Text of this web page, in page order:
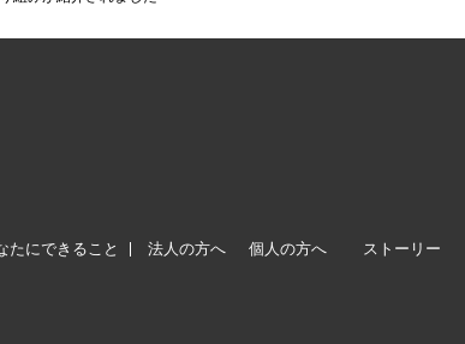
たにできること 法人の方へ 個人の方へ ストーリー